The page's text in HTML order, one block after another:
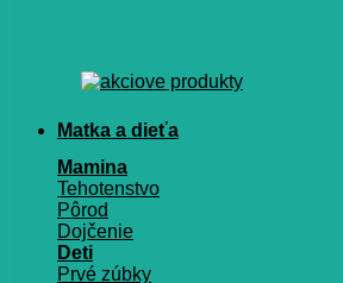
Matka a dieťa
Mamina
Tehotenstvo
Pôrod
Dojčenie
Deti
Prvé zúbky